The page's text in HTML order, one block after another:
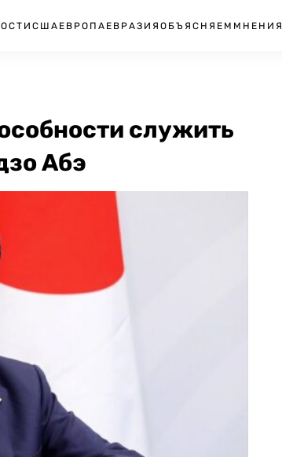
США ЕВРОПА ЕВРАЗИЯ ОБЪЯСНЯЕМ МНЕНИЯ
служить
Абэ